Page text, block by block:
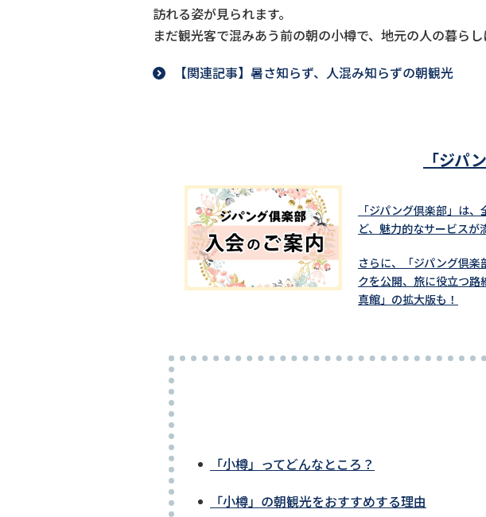
訪れる姿が見られます。
まだ観光客で混みあう前の朝の小樽で、地元の人の暮らし
【関連記事】暑さ知らず、人混み知らずの朝観光
「ジパ
「ジパング倶楽部」は
ど、魅力的なサービスが
さらに、「ジパング倶
クを公開、旅に役立つ
真館」の拡大版も！
「小樽」ってどんなところ？
「小樽」の朝観光をおすすめする理由